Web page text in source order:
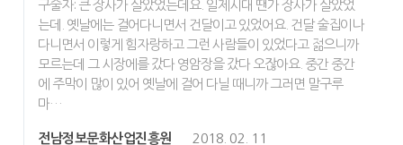
구술자: 큰 장사가 살았었는데요. 일제시대 땐가 장사가 살았었
는데. 옛날에는 걸어다니면서 건달이고 있었어요. 건달 술집이나
다니면서 이렇게 힘자랑하고 그런 사람들이 있었다고 젊으니까
모르는데 그 시장에를 갔다 영암장을 갔다 오잖아요. 중간 중간
에 주막이 많이 있어 옛날에 걸어 다닐 때니까 그러면 말구루
마…
전남정보문화산업진흥원 2018. 02. 11